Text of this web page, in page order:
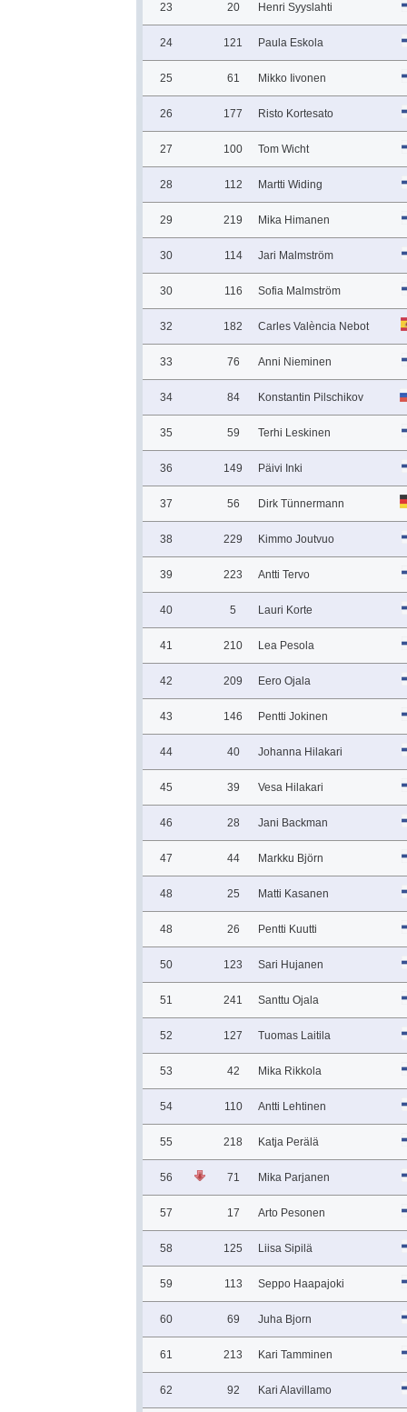
23 20 Henri Syyslahti
24 121 Paula Eskola
25 61 Mikko Iivonen
26 177 Risto Kortesato
27 100 Tom Wicht
28 112 Martti Widing
29 219 Mika Himanen
30 114 Jari Malmström
30 116 Sofia Malmström
32 182 Carles València Nebot
33 76 Anni Nieminen
34 84 Konstantin Pilschikov
35 59 Terhi Leskinen
36 149 Päivi Inki
37 56 Dirk Tünnermann
38 229 Kimmo Joutvuo
39 223 Antti Tervo
40 5 Lauri Korte
41 210 Lea Pesola
42 209 Eero Ojala
43 146 Pentti Jokinen
44 40 Johanna Hilakari
45 39 Vesa Hilakari
46 28 Jani Backman
47 44 Markku Björn
48 25 Matti Kasanen
48 26 Pentti Kuutti
50 123 Sari Hujanen
51 241 Santtu Ojala
52 127 Tuomas Laitila
53 42 Mika Rikkola
54 110 Antti Lehtinen
55 218 Katja Perälä
56 71 Mika Parjanen
57 17 Arto Pesonen
58 125 Liisa Sipilä
59 113 Seppo Haapajoki
60 69 Juha Bjorn
61 213 Kari Tamminen
62 92 Kari Alavillamo